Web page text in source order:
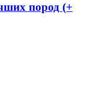
пород (+